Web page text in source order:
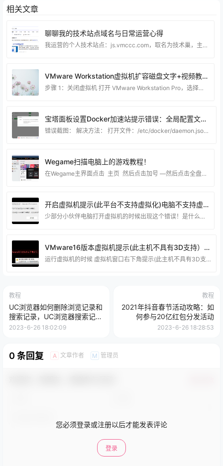
相关文章
聊聊我的技术站点域名与日常运营心得
我运营的个人技术站点：js.vmccc.com，取名为技术巢，主要分享虚拟机搭建、电脑系统优化、实用工具教程、建站相关经验等内容。 建站至今也有不短的时间了，一路摸索下来，踩过不少坑，也积累了不少实操经验。 选择js.vmccc.com这个域名，也是结合了站点定位综合考虑的。整体字符简洁，辨识度高，不管是日常访问，还是和同好交流分享，都很方便记忆。对于个人技术博客来说，一个易记的域名，不仅方便访客回访，长期运营下来，也能逐步沉淀站点品牌。 熟悉我的朋友都知道，本站主打纯实操类技术干货。内容全部基于日常折腾电脑、服务
VMware Workstation虚拟机扩容磁盘文字+视频教程
步骤 1：关闭虚拟机 打开 VMware Workstation Pro，选择你要扩展磁盘的虚拟机。 确保虚拟机已关闭。如果虚拟机正在运行，请选择“关机”或“关闭电源”。 步骤 2：调整虚拟磁盘大小 右键点击虚拟机名称，选择“设置”（Settings）。 在“硬件”选项卡中，选择“硬盘”（Hard Disk）设备。 点击“扩展”（Expand）按钮，输入新的磁盘大小（注意单位是 GB）。 确认更改，然后点击“完成”或“确定”保存设置。 步骤 3：进入虚拟机操作系统并调整分区 扩展磁盘后，你需要进入虚拟机操作系统中调
宝塔面板设置Docker加速站提示错误：全局配置文件有误，请检查Expecting value:line 1 column 1(char 0)解决方法
错误截图： 解决方法： 打开文件：/etc/docker/daemon.json 填入代码： { "registry-mirrors":
Wegame扫描电脑上的游戏教程！
在Wegame主界面点击 主页 然后点击加号 —然后点击全盘扫描，等待扫描完成就可以了！ 这一步就选择你电脑的磁盘，如果你知道你电脑在那个分区就直接选对应的分区 这样扫描就更快了！
开启虚拟机提示(此平台不支持虚拟化)电脑不支持虚拟化解决方法
少部分小伙伴电脑打开虚拟机的时候出现这个错误！是什么原因造成的呢？ 不管你电脑的intel 处理器 或者是 AMD 都可能有这样的问题。这个是Windows系统的问题。 有两个地方造成！ 第一个是: 电脑没打开CPU虚拟化技术 （目前少部分电脑是没打开的）大部分电脑都默认打开了这个功能！ 如果你BIOS里面没打开虚拟化功能的话可以看看这个链接的教程，是博猪记录的一些电脑开启CPU虚拟化的教程！https://www.90lhd.com/tag/vt （如果这个链接里面没有合适你的教程）可以联系博猪指导你开启 当然
VMware16版本虚拟机提示(此主机不具有3D支持）解决方法！
运行虚拟机的时候 虚拟机窗口右下角提示(此主机不具有3D支持）！ 具体解决方法 这个方法是站长原创的，可以帮助到很多小伙伴解决问题，如果不行我也只能说 抱歉~自行确认是否需要！
教程
UC浏览器如何删除浏览记录和
搜索记录，UC浏览器搜索记录
清除教程
2023-6-26 18:02:09
教程
2021年抖音春节活动攻略：如
何参与20亿红包分发活动
2023-6-26 18:28:53
0 条回复 A 文章作者 M 管理员
您必须登录或注册以后才能发表评论
登录